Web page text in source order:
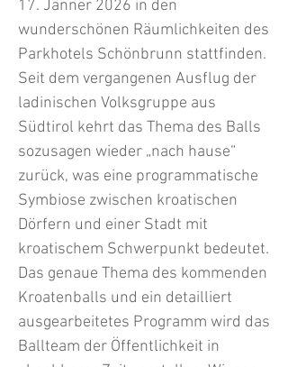
17. Jänner 2026 in den
wunderschönen Räumlichkeiten des
Parkhotels Schönbrunn stattfinden.
Seit dem vergangenen Ausflug der
ladinischen Volksgruppe aus
Südtirol kehrt das Thema des Balls
sozusagen wieder „nach hause“
zurück, was eine programmatische
Symbiose zwischen kroatischen
Dörfern und einer Stadt mit
kroatischem Schwerpunkt bedeutet.
Das genaue Thema des kommenden
Kroatenballs und ein detailliert
ausgearbeitetes Programm wird das
Ballteam der Öffentlichkeit in